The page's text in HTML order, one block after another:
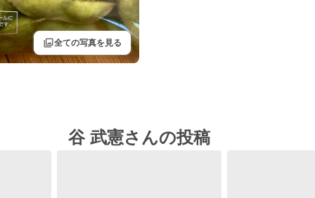
filter全ての写真を見る
谷 武憲さんの投稿